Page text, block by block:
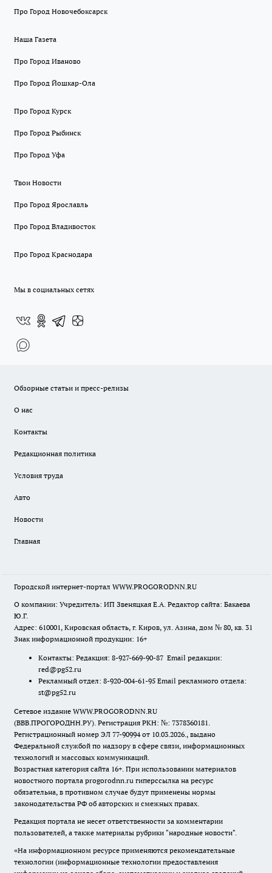
Про Город Новочебоксарск
Наша Газета
Про Город Иваново
Про Город Йошкар-Ола
Про Город Курск
Про Город Рыбинск
Про Город Уфа
Твои Новости
Про Город Ярославль
Про Город Владивосток
Про Город Краснодара
Мы в социальных сетях
Обзорные статьи и пресс-релизы
О нас
Контакты
Редакционная политика
Условия труда
Авто
Новости
Главная
Городской интернет-портал WWW.PROGORODNN.RU
О компании: Учредитель: ИП Звеняцкая Е.А. Редактор сайта: Бакаева
Ю.Г.
Адрес: 610001, Кировская область, г. Киров, ул. Азина, дом № 80, кв. 31
Знак информационной продукции: 16+
Контакты: Редакция: 8-927-669-90-87 Email редакции:
red@pg52.ru
Рекламный отдел: 8-920-004-61-95 Email рекламного отдела:
st@pg52.ru
Сетевое издание WWW.PROGORODNN.RU
(ВВВ.ПРОГОРОДНН.РУ). Регистрация РКН: №: 7378360181.
Регистрационный номер ЭЛ 77-90994 от 10.03.2026., выдано
Федеральной службой по надзору в сфере связи, информационных
технологий и массовых коммуникаций.
Возрастная категория сайта 16+. При использовании материалов
новостного портала progorodnn.ru гиперссылка на ресурс
обязательна, в противном случае будут применены нормы
законодательства РФ об авторских и смежных правах.
Редакция портала не несет ответственности за комментарии
пользователей, а также материалы рубрики "народные новости".
«На информационном ресурсе применяются рекомендательные
технологии (информационные технологии предоставления